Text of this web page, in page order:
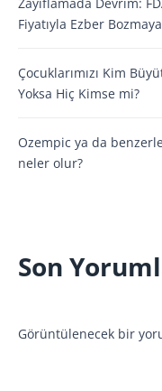
Fiyatıyla Ezber
Çocuklarımızı Kim
Yoksa Hiç Kimse mi?
Ozempic ya da
neler olur?
Son
Görüntülenecek bir